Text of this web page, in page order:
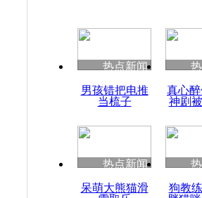
热点新闻
男孩错把电推
当梳子
真心
神剧
热点新闻
呆萌大熊猫滑
狗教